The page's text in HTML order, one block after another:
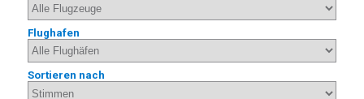
Flughafen
Sortieren nach